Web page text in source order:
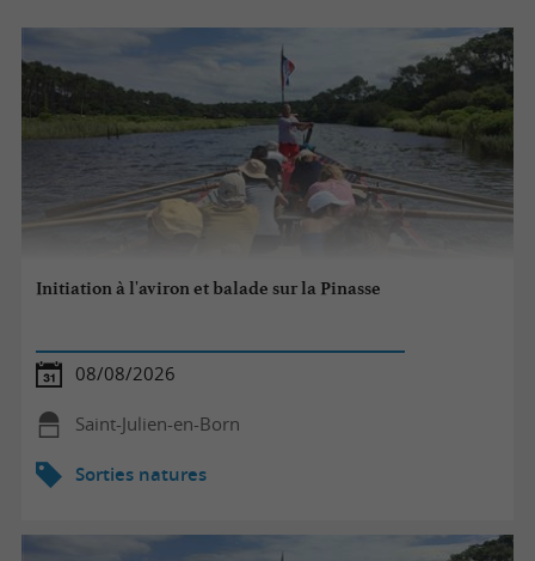
Initiation à l'aviron et balade sur la Pinasse
08/08/2026
Saint-Julien-en-Born
Sorties natures